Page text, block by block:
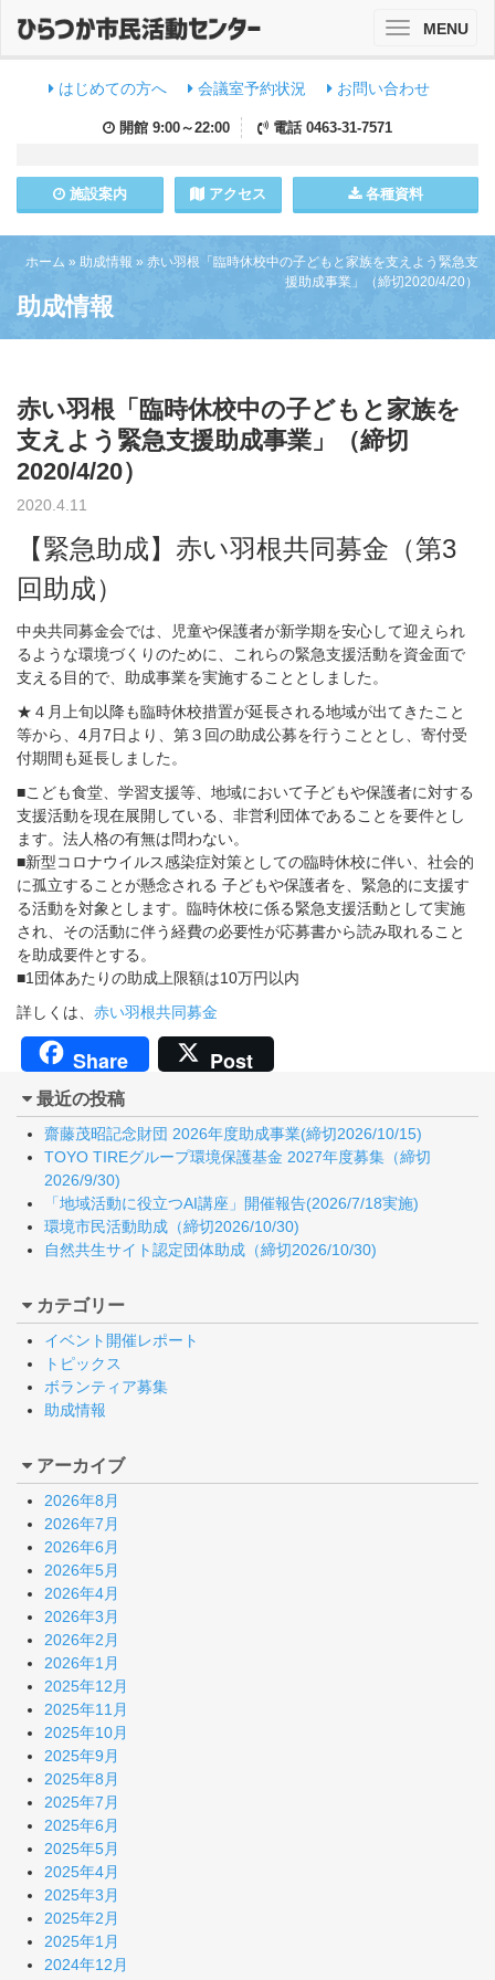
はじめての方へ 会議室予約状況 お問い合わせ
開館 9:00～22:00 電話 0463-31-7571
施設案内 アクセス 各種資料
ToggleMENU
ホーム » 助成情報 » 赤い羽根「臨時休校中の子どもと家族を支えよう緊急支
援助成事業」（締切2020/4/20）
助成情報
赤い羽根「臨時休校中の子どもと家族を
支えよう緊急支援助成事業」（締切
2020/4/20）
2020.4.11
【緊急助成】赤い羽根共同募金（第3
回助成）
中央共同募金会では、児童や保護者が新学期を安心して迎えられ
るような環境づくりのために、これらの緊急支援活動を資金面で
支える目的で、助成事業を実施することとしました。
★４月上旬以降も臨時休校措置が延長される地域が出てきたこと
等から、4月7日より、第３回の助成公募を行うこととし、寄付受
付期間も延長しました。
■こども食堂、学習支援等、地域において子どもや保護者に対する
支援活動を現在展開している、非営利団体であることを要件とし
ます。法人格の有無は問わない。
■新型コロナウイルス感染症対策としての臨時休校に伴い、社会的
に孤立することが懸念される 子どもや保護者を、緊急的に支援す
る活動を対象とします。臨時休校に係る緊急支援活動として実施
され、その活動に伴う経費の必要性が応募書から読み取れること
を助成要件とする。
■1団体あたりの助成上限額は10万円以内
詳しくは、 赤い羽根共同募金
Share Post
最近の投稿
齋藤茂昭記念財団 2026年度助成事業(締切2026/10/15)
TOYO TIREグループ環境保護基金 2027年度募集（締切
2026/9/30)
「地域活動に役立つAI講座」開催報告(2026/7/18実施)
環境市民活動助成（締切2026/10/30)
自然共生サイト認定団体助成（締切2026/10/30)
カテゴリー
イベント開催レポート
トピックス
ボランティア募集
助成情報
アーカイブ
2026年8月
2026年7月
2026年6月
2026年5月
2026年4月
2026年3月
2026年2月
2026年1月
2025年12月
2025年11月
2025年10月
2025年9月
2025年8月
2025年7月
2025年6月
2025年5月
2025年4月
2025年3月
2025年2月
2025年1月
2024年12月